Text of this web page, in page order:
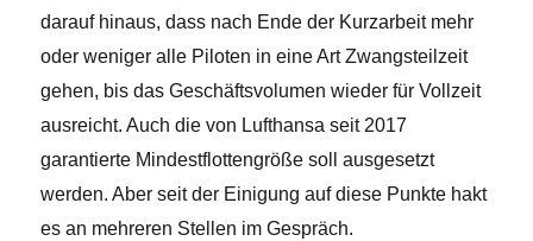
darauf hinaus, dass nach Ende der Kurzarbeit mehr
oder weniger alle Piloten in eine Art Zwangsteilzeit
gehen, bis das Geschäftsvolumen wieder für Vollzeit
ausreicht. Auch die von Lufthansa seit 2017
garantierte Mindestflottengröße soll ausgesetzt
werden. Aber seit der Einigung auf diese Punkte hakt
es an mehreren Stellen im Gespräch.